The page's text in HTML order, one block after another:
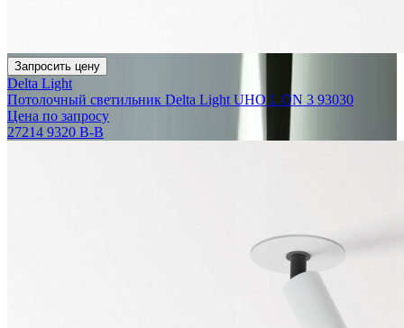
Запросить цену
Delta Light
Потолочный светильник Delta Light UHO L ON 3 93030
Цена по запросу
27214 9320 B-B